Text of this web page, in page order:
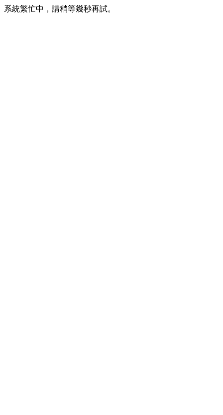
系統繁忙中，請稍等幾秒再試。